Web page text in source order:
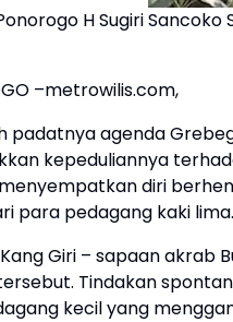
H Sugiri
–metrowilis.com,
padatnya agenda Grebeg
kepeduliannya
diri
para pedagang kaki lima.
Giri – sapaan akrab
Tindakan
kecil yang